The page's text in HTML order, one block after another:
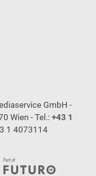
GmbH -
Wien - Tel.: +43 1
1 4073114